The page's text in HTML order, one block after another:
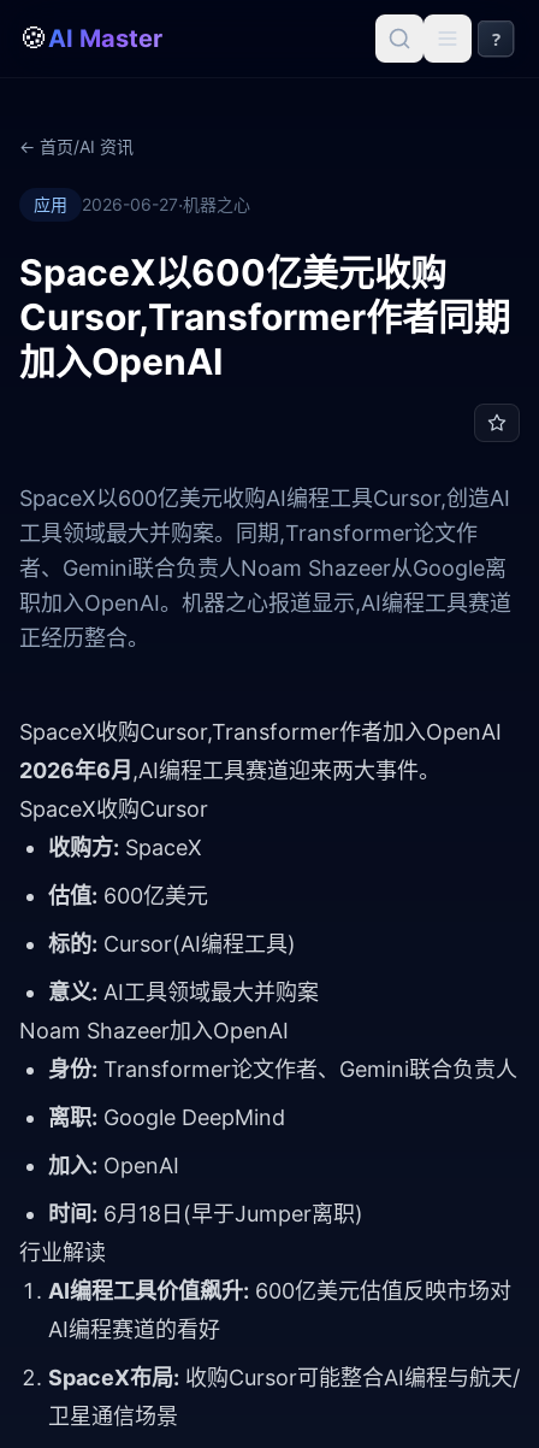
🍪AI Master ?
← 首页/AI 资讯
应用 2026-06-27·机器之心
SpaceX以600亿美元收购
Cursor,Transformer作者同期
加入OpenAI
SpaceX以600亿美元收购AI编程工具Cursor,创造AI
工具领域最大并购案。同期,Transformer论文作
者、Gemini联合负责人Noam Shazeer从Google离
职加入OpenAI。机器之心报道显示,AI编程工具赛道
正经历整合。
SpaceX收购Cursor,Transformer作者加入OpenAI
2026年6月 ,AI编程工具赛道迎来两大事件。
SpaceX收购Cursor
收购方: SpaceX
估值: 600亿美元
标的: Cursor(AI编程工具)
意义: AI工具领域最大并购案
Noam Shazeer加入OpenAI
身份: Transformer论文作者、Gemini联合负责人
离职: Google DeepMind
加入: OpenAI
时间: 6月18日(早于Jumper离职)
行业解读
AI编程工具价值飙升: 600亿美元估值反映市场对
AI编程赛道的看好
SpaceX布局: 收购Cursor可能整合AI编程与航天/
卫星通信场景